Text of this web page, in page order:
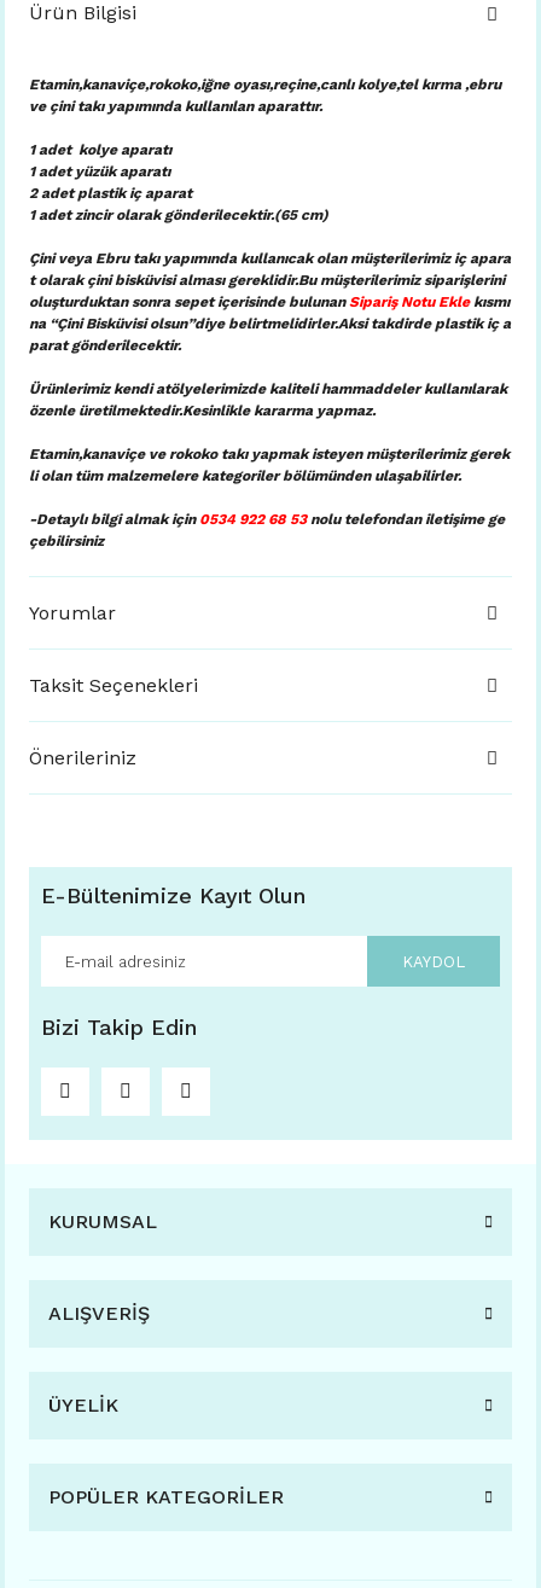
Ürün Bilgisi
Etamin,kanaviçe,rokoko,iğne oyası,reçine,canlı kolye,tel kırma ,ebru
ve çini takı yapımında kullanılan aparattır.
1 adet kolye aparatı
1 adet yüzük aparatı
2 adet plastik iç aparat
1 adet zincir olarak gönderilecektir.(65 cm)
Çini veya Ebru takı yapımında kullanıcak olan müşterilerimiz iç apara
t olarak çini bisküvisi alması gereklidir.Bu müşterilerimiz siparişlerini
oluşturduktan sonra sepet içerisinde bulunanSipariş Notu Eklekısmı
na “Çini Bisküvisi olsun”diye belirtmelidirler.Aksi takdirde plastik iç a
parat gönderilecektir.
Ürünlerimiz kendi atölyelerimizde kaliteli hammaddeler kullanılarak
özenle üretilmektedir.Kesinlikle kararma yapmaz.
Etamin,kanaviçe ve rokoko takı yapmak isteyen müşterilerimiz gerek
li olan tüm malzemelere kategoriler bölümünden ulaşabilirler.
-Detaylı bilgi almak için 0534 922 68 53nolu telefondan iletişime ge
çebilirsiniz
Yorumlar
Taksit Seçenekleri
Önerileriniz
E-Bültenimize Kayıt Olun
KAYDOL
Bizi Takip Edin
KURUMSAL
ALIŞVERİŞ
ÜYELİK
POPÜLER KATEGORİLER